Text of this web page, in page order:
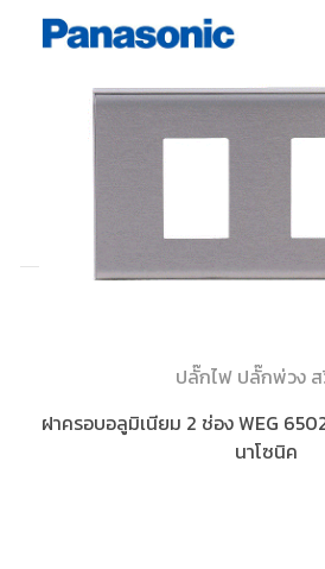
ปลั๊กไฟ ปลั๊กพ่วง
ฝาครอบอลูมิเนียม 2 ช่อง WEG
นาโซนิค